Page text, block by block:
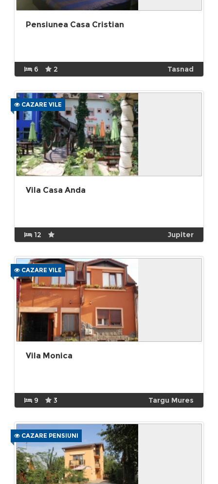
Pensiunea Casa Cristian
6 2 Tasnad
CAZARE VILE
Vila Casa Anda
12 Jupiter
CAZARE VILE
Vila Monica
9 3 Targu Mures
CAZARE PENSIUNI